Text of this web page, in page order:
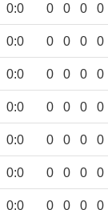
0:0 0 0 0 0
0:0 0 0 0 0
0:0 0 0 0 0
0:0 0 0 0 0
0:0 0 0 0 0
0:0 0 0 0 0
0:0 0 0 0 0